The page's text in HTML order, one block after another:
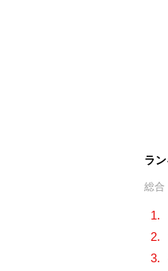
ラ
総合
1.
2.
3.